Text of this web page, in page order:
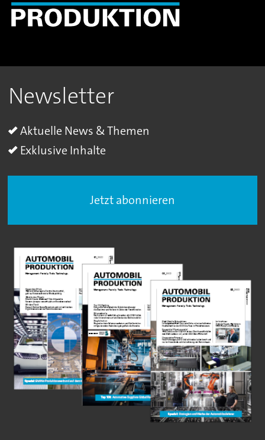
Newsletter
Aktuelle News & Themen
Exklusive Inhalte
Jetzt abonnieren